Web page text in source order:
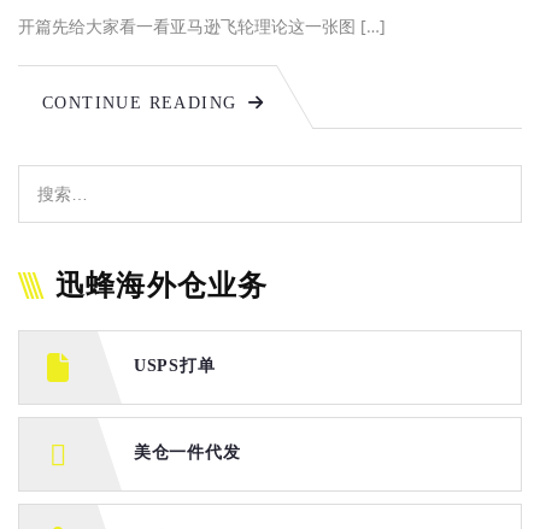
开篇先给大家看一看亚马逊飞轮理论这一张图 […]
CONTINUE READING
迅蜂海外仓业务
USPS打单
美仓一件代发